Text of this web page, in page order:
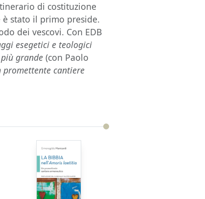
di costituzione
è stato il primo preside.
dei vescovi. Con EDB
esegetici e teologici
grande (con Paolo
promettente cantiere